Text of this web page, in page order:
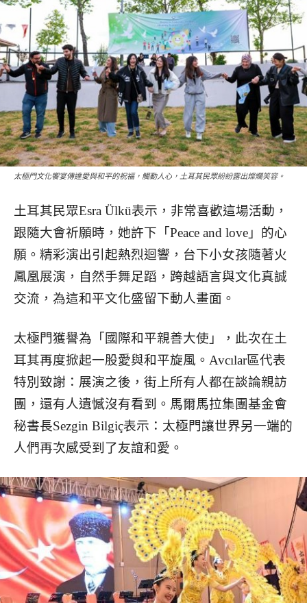
太極門文化饗宴傳達愛與和平的祝福，觸動人心，土耳其民眾紛紛露出燦爛笑容。
土耳其民眾Esra Ülkü表示，非常喜歡這場活動，
跟隨大會祈願時，她許下「Peace and love」的心
願。精彩演出引起熱烈迴響，台下小女孩隨著火
鳳凰展演，自然手舞足蹈，跨越語言與文化真誠
交流，為這和平文化盛留下動人畫面。
太極門獲譽為「國際和平親善大使」，此次在土
耳其再度掀起一股愛與和平旋風。Avcılar區代表
特別致謝：展演之後，街上所有人都在談論親訪
團，還有人遺憾沒有看到。馬爾馬拉集團基金會
秘書長Sezgin Bilgiç表示：太極門讓世界另一端的
人們再次感受到了友誼和愛。